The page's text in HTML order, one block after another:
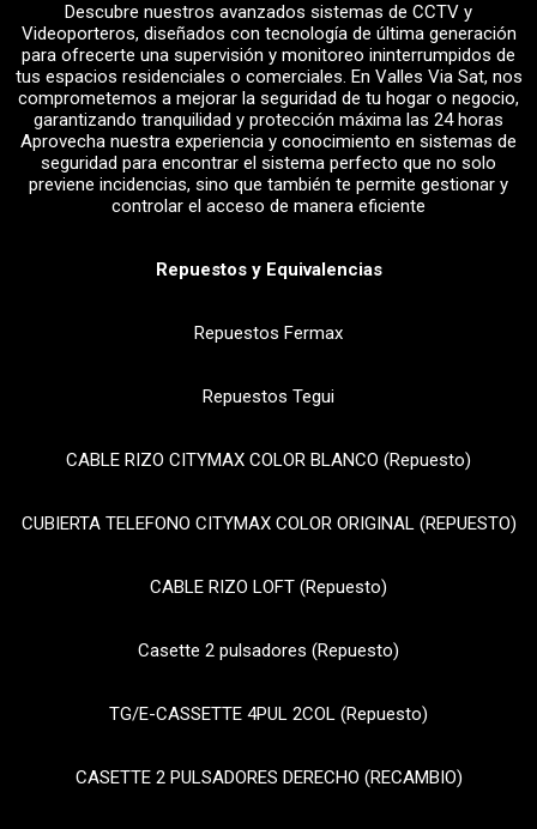
Descubre nuestros avanzados sistemas de CCTV y
Videoporteros, diseñados con tecnología de última generación
para ofrecerte una supervisión y monitoreo ininterrumpidos de
tus espacios residenciales o comerciales. En Valles Via Sat, nos
comprometemos a mejorar la seguridad de tu hogar o negocio,
garantizando tranquilidad y protección máxima las 24 horas
Aprovecha nuestra experiencia y conocimiento en sistemas de
seguridad para encontrar el sistema perfecto que no solo
previene incidencias, sino que también te permite gestionar y
controlar el acceso de manera eficiente
Repuestos y Equivalencias
Repuestos Fermax
Repuestos Tegui
CABLE RIZO CITYMAX COLOR BLANCO (Repuesto)
CUBIERTA TELEFONO CITYMAX COLOR ORIGINAL (REPUESTO)
CABLE RIZO LOFT (Repuesto)
Casette 2 pulsadores (Repuesto)
TG/E-CASSETTE 4PUL 2COL (Repuesto)
CASETTE 2 PULSADORES DERECHO (RECAMBIO)